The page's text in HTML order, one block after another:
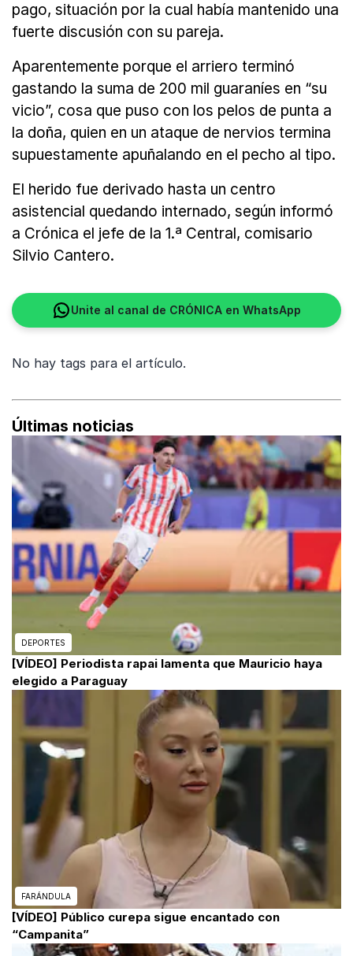
pago, situación por la cual había mantenido una
fuerte discusión con su pareja.
Aparentemente porque el arriero terminó
gastando la suma de 200 mil guaraníes en “su
vicio”, cosa que puso con los pelos de punta a
la doña, quien en un ataque de nervios termina
supuestamente apuñalando en el pecho al tipo.
El herido fue derivado hasta un centro
asistencial quedando internado, según informó
a Crónica el jefe de la 1.ª Central, comisario
Silvio Cantero.
Unite al canal de CRÓNICA en WhatsApp
No hay tags para el artículo.
Últimas noticias
DEPORTES
[VÍDEO] Periodista rapai lamenta que Mauricio haya
elegido a Paraguay
FARÁNDULA
[VÍDEO] Público curepa sigue encantado con
“Campanita”